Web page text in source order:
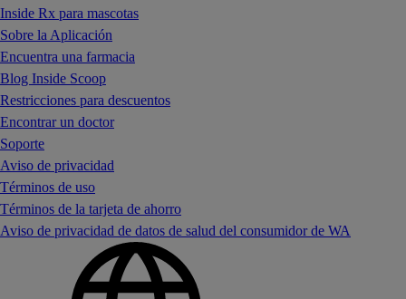
Inside Rx para mascotas
Sobre la Aplicación
Encuentra una farmacia
Blog Inside Scoop
Restricciones para descuentos
Encontrar un doctor
Soporte
Aviso de privacidad
Términos de uso
Términos de la tarjeta de ahorro
Aviso de privacidad de datos de salud del consumidor de WA